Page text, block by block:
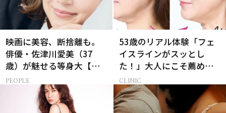
映画に美容、断捨離も。
俳優・佐津川愛美（37
歳）が魅せる等身大【美
ST特別画像集】
PEOPLE
53歳のリアル体験「フェ
イスラインがスッとし
た！」大人にこそ薦めた
い脂肪溶解注射とは
CLINIC